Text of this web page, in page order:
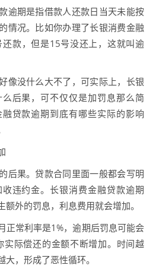
逾期是指借款人还款日当天未能按
情况。比如你办理了长银消费金融
款，但是15号没还上，这就叫逾
像没什么大不了，可实际上，长银
后果，可不仅仅是加罚息那么简
贷款逾期到底有哪些实际的影响
后果。贷款合同里面一般都会写明
违约金。长银消费金融贷款逾期
外的罚息，利息费用就会增加。
正常利率是1%，逾期后罚息可能会
实际偿还的金额不断增加。时间越
，形成了恶性循环。